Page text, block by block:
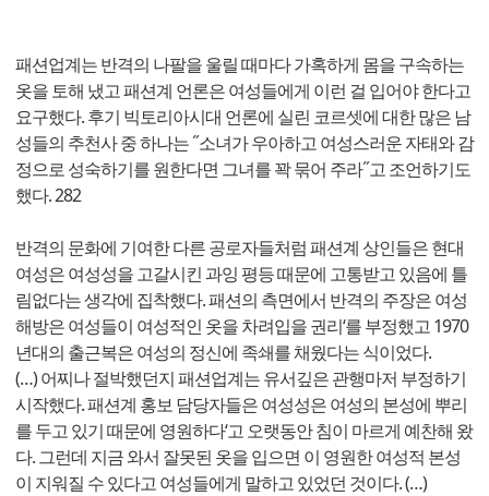
패션업계는 반격의 나팔을 울릴 때마다 가혹하게 몸을 구속하는
옷을 토해 냈고 패션계 언론은 여성들에게 이런 걸 입어야 한다고
요구했다. 후기 빅토리아시대 언론에 실린 코르셋에 대한 많은 남
성들의 추천사 중 하나는 ˝소녀가 우아하고 여성스러운 자태와 감
정으로 성숙하기를 원한다면 그녀를 꽉 묶어 주라˝고 조언하기도
했다. 282
반격의 문화에 기여한 다른 공로자들처럼 패션계 상인들은 현대
여성은 여성성을 고갈시킨 과잉 평등 때문에 고통받고 있음에 틀
림없다는 생각에 집착했다. 패션의 측면에서 반격의 주장은 여성
해방은 여성들이 여성적인 옷을 차려입을 권리‘를 부정했고 1970
년대의 출근복은 여성의 정신에 족쇄를 채웠다는 식이었다.
(…) 어찌나 절박했던지 패션업계는 유서깊은 관행마저 부정하기
시작했다. 패션계 홍보 담당자들은 여성성은 여성의 본성에 뿌리
를 두고 있기 때문에 영원하다‘고 오랫동안 침이 마르게 예찬해 왔
다. 그런데 지금 와서 잘못된 옷을 입으면 이 영원한 여성적 본성
이 지워질 수 있다고 여성들에게 말하고 있었던 것이다. (…)